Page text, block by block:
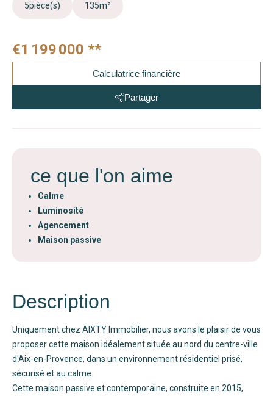
5pièce(s) 135m²
€1 199 000 **
Calculatrice financière
Partager
ce que l'on aime
Calme
Luminosité
Agencement
Maison passive
Description
Uniquement chez AIXTY Immobilier, nous avons le plaisir de vous
proposer cette maison idéalement située au nord du centre-ville
d'Aix-en-Provence, dans un environnement résidentiel prisé,
sécurisé et au calme.
Cette maison passive et contemporaine, construite en 2015,